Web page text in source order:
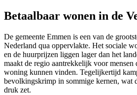
Betaalbaar wonen in de
De gemeente Emmen is een van de
Nederland qua oppervlakte. Het sociale
en de huurprijzen liggen lager dan het
maakt de regio aantrekkelijk voor mensen
woning kunnen vinden. Tegelijkertijd
bevolkingskrimp in sommige kernen, wat
druk zet.